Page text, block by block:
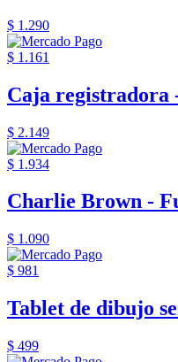
$ 1.290
$ 1.161
Caja registradora
$ 2.149
$ 1.934
Charlie Brown -
$ 1.090
$ 981
Tablet de dibujo
$ 499